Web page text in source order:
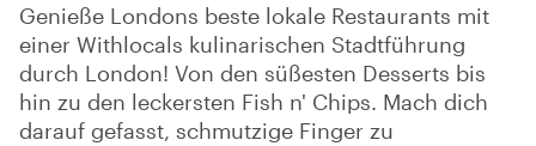
Genieße Londons beste lokale Restaurants mit
einer Withlocals kulinarischen Stadtführung
durch London! Von den süßesten Desserts bis
hin zu den leckersten Fish n' Chips. Mach dich
darauf gefasst, schmutzige Finger zu